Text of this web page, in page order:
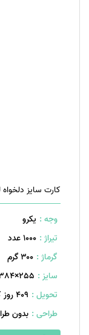
کارت سایز
وجه : یکرو
تیراژ : 1000 عدد
گرماژ : ۳۰۰ گرم
سایز : 255×384 میلیمتر
تحویل : 409 روز کاری
طراحی : بدون